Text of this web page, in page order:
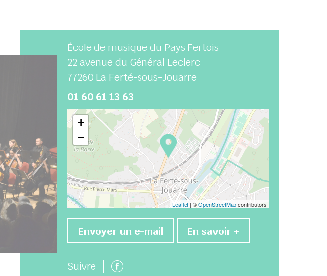
École de musique du Pays Fertois
22 avenue du Général Leclerc
77260 La Ferté-sous-Jouarre
01 60 61 13 63
+
−
Leaflet | ©OpenStreetMapcontributors
Envoyer un e-mail En savoir +
Suivre Page facebook